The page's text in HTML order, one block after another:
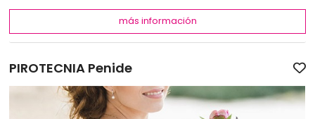
más información
PIROTECNIA Penide